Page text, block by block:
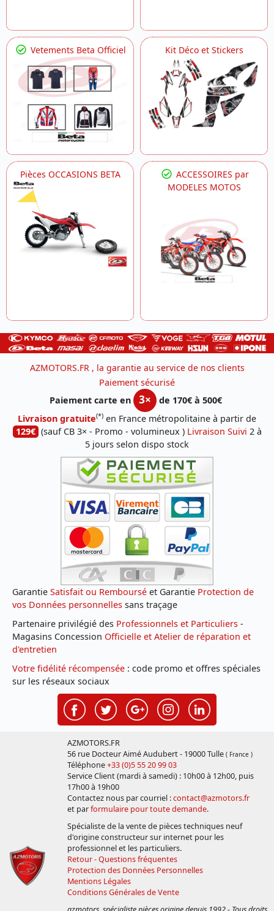
Vetements Beta Officiel Kit Déco et Stickers
Pièces OCCASIONS BETA
ACCESSOIRES par
MODELES MOTOS
AZMOTORS.FR , la garantie au service de nos clients
Paiement sécurisé
Paiement carte en
3×
de 170€ à 500€
Livraison gratuite(*) en France métropolitaine à partir de
129€ (sauf CB 3× - Promo - volumineux ) Livraison Suivi 2 à
5 jours selon dispo stock
Garantie Satisfait ou Remboursé et Garantie Protection de
vos Données personnelles sans traçage
Partenaire privilégié des Professionnels et Particuliers -
Magasins Concession Officielle et Atelier de réparation et
d'entretien
Votre fidélité récompensée : code promo et offres spéciales
sur les réseaux sociaux
AZMOTORS.FR
56 rue Docteur Aimé Audubert - 19000 Tulle ( France )
Téléphone+33 (0)5 55 20 99 03
Service Client (mardi à samedi) : 10h00 à 12h00, puis
17h00 à 19h00
Contactez nous par courriel :contact@azmotors.fr
et parformulaire pour toute demande.
Spécialiste de la vente de pièces techniques neuf
d'origine constructeur sur internet pour les
professionnel et les particuliers.
Retour - Questions fréquentes
Protection des Données Personnelles
Mentions Légales
Conditions Générales de Vente